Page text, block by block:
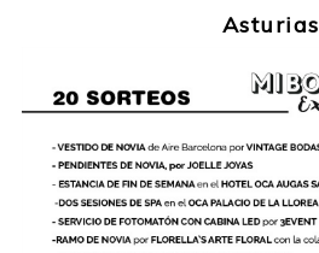
Asturias